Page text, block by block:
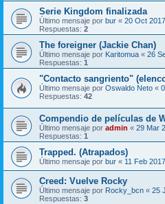
Serie Kingdom finalizada
Último mensaje por bur « 20 Oct
Respuestas: 2
The foreigner (Jackie Chan)
Último mensaje por Karitomua « 26
Respuestas: 1
"Contacto sangriento"
Último mensaje por Oswaldo Neto «
Respuestas: 42
Compendio de películas de
Último mensaje por admin « 29 Mar
Respuestas: 1
Trapped. (Atrapados)
Último mensaje por bur « 11 Feb
Creed: Vuelve Rocky
Último mensaje por Rocky_bcn « 25
Respuestas: 3